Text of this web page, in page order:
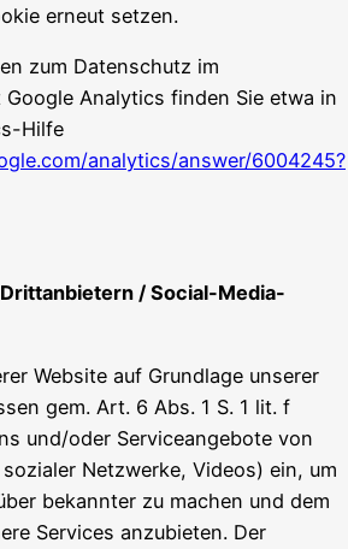
erneut setzen.
zum Datenschutz im
Google Analytics finden Sie etwa in
Hilfe
analytics/answer/6004245?
/ Social-Media-
Website auf Grundlage unserer
gem. Art. 6 Abs. 1 S. 1 lit. f
und/oder Serviceangebote von
Netzwerke, Videos) ein, um
bekannter zu machen und dem
Services anzubieten. Der